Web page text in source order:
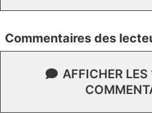
Commentaires des
AFFICHER LES